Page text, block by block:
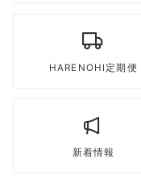
HARENOHI定期便
新着情報